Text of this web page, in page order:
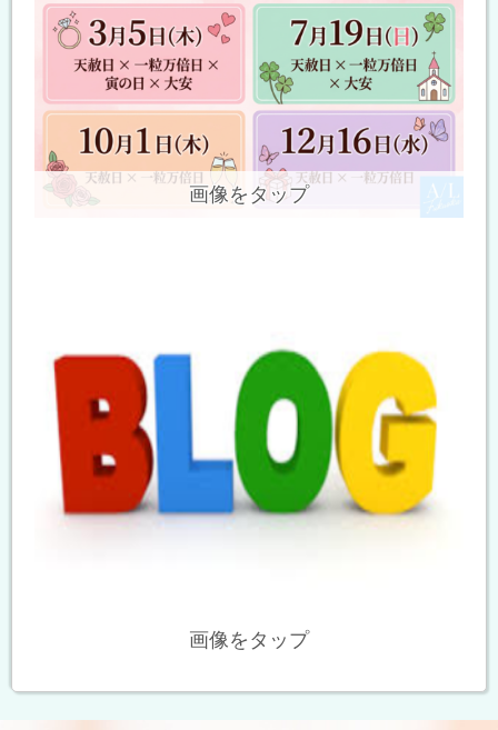
画像をタップ
画像をタップ